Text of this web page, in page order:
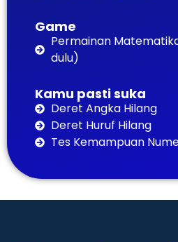
Game
Permainan
dulu)
Kamu pasti suka
Deret Angka Hilang
Deret Huruf Hilang
Tes Kemampuan